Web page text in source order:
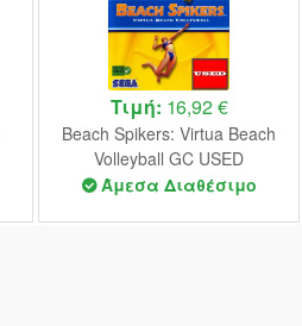
Τιμή: 16,92 €
Beach Spikers: Virtua Beach
Volleyball GC USED
Άμεσα Διαθέσιμο